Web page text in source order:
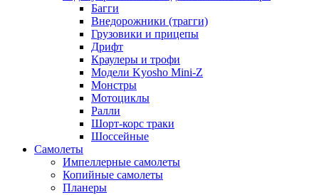
Багги
Внедорожники (трагги)
Грузовики и прицепы
Дрифт
Краулеры и трофи
Модели Kyosho Mini-Z
Монстры
Мотоциклы
Ралли
Шорт-корс траки
Шоссейные
Самолеты
Импеллерные самолеты
Копийные самолеты
Планеры